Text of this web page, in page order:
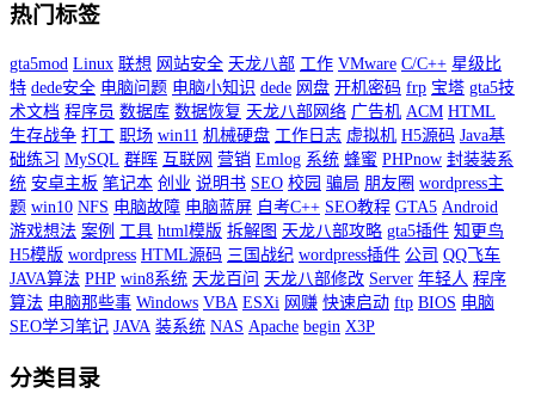
热门标签
gta5mod Linux 联想 网站安全 天龙八部 工作 VMware C/C++ 星级比
特 dede安全 电脑问题 电脑小知识 dede 网盘 开机密码 frp 宝塔 gta5技
术文档 程序员 数据库 数据恢复 天龙八部网络 广告机 ACM HTML
生存战争 打工 职场 win11 机械硬盘 工作日志 虚拟机 H5源码 Java基
础练习 MySQL 群晖 互联网 营销 Emlog 系统 蜂蜜 PHPnow 封装装系
统 安卓主板 笔记本 创业 说明书 SEO 校园 骗局 朋友圈 wordpress主
题 win10 NFS 电脑故障 电脑蓝屏 自考C++ SEO教程 GTA5 Android
游戏想法 案例 工具 html模版 拆解图 天龙八部攻略 gta5插件 知更鸟
H5模版 wordpress HTML源码 三国战纪 wordpress插件 公司 QQ飞车
JAVA算法 PHP win8系统 天龙百问 天龙八部修改 Server 年轻人 程序
算法 电脑那些事 Windows VBA ESXi 网赚 快速启动 ftp BIOS 电脑
SEO学习笔记 JAVA 装系统 NAS Apache begin X3P
分类目录